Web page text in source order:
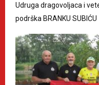
Udruga dragovoljaca i
podrška BRANKU SUBIĆU